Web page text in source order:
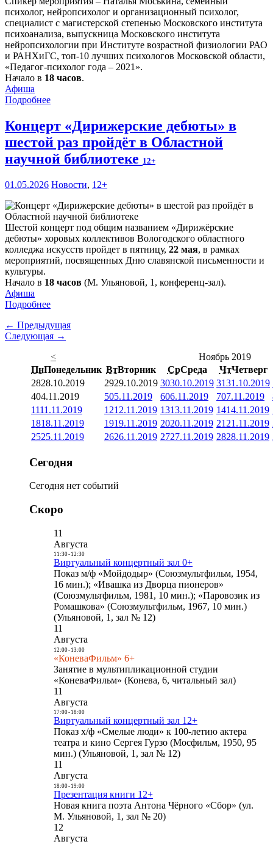
психолог, нейропсихолог и организационный психолог,
специалист с магистерской степенью Московского института
психоанализа, выпускница Московского института
нейропсихологии при Институте возрастной физиологии РАО
и РАНХиГС, топ-10 лучших психологов Московской области,
«Педагог-психолог года – 2021».
Начало в 18 часов.
Афиша
Подробнее
Концерт «Дирижерские дебюты» в
шестой раз пройдёт в Областной
научной библиотеке 12+
01.05.2026 Новости, 12+
Шестой концерт под общим названием «Дирижёрские
дебюты» хоровых коллективов Вологодского областного
колледжа искусств пройдет в пятницу, 22 мая, в рамках
мероприятий, посвященных Дню славянской письменности и
культуры.
Начало в 18 часов (М. Ульяновой, 1, конференц-зал).
Афиша
Подробнее
← Предыдущая
Следующая →
<
Ноябрь 2019
ПнПонедельник ВтВторник СрСреда ЧтЧетверг
2828.10.2019 2929.10.2019 3030.10.2019 3131.10.2019
404.11.2019 505.11.2019 606.11.2019 707.11.2019
1111.11.2019 1212.11.2019 1313.11.2019 1414.11.2019
1818.11.2019 1919.11.2019 2020.11.2019 21 21.11.2019
2525.11.2019 2626.11.2019 2727.11.2019 2828.11.2019
Сегодня
Сегодня нет событий
Скоро
11
Августа
11:30- 12:30
Виртуальный концертный зал 0+
Показ м/ф «Мойдодыр» (Союзмультфильм, 1954,
16 мин.); «Ивашка из Дворца пионеров»
(Союзмультфильм, 1981, 10 мин.); «Паровозик из
Ромашкова» (Союзмультфильм, 1967, 10 мин.)
(Ульяновой, 1, зал № 12)
11
Августа
12:00- 13:00
«КоневаФильм» 6+
Занятие в мультипликационной студии
«КоневаФильм» (Конева, 6, читальный зал)
11
Августа
17:00- 18:00
Виртуальный концертный зал 12+
Показ х/ф «Смелые люди» к 100-летию актера
театра и кино Сергея Гурзо (Мосфильм, 1950, 95
мин.) (Ульяновой, 1, зал № 12)
11
Августа
18:00- 19:00
Презентация книги 12+
Новая книга поэта Антона Чёрного «Сбор» (ул.
М. Ульяновой, 1, зал № 20)
12
Августа